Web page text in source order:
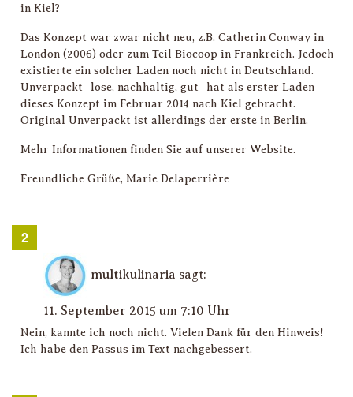
in Kiel?
Das Konzept war zwar nicht neu, z.B. Catherin Conway in
London (2006) oder zum Teil Biocoop in Frankreich. Jedoch
existierte ein solcher Laden noch nicht in Deutschland.
Unverpackt -lose, nachhaltig, gut- hat als erster Laden
dieses Konzept im Februar 2014 nach Kiel gebracht.
Original Unverpackt ist allerdings der erste in Berlin.
Mehr Informationen finden Sie auf unserer Website.
Freundliche Grüße, Marie Delaperrière
multikulinaria sagt:
11. September 2015 um 7:10 Uhr
Nein, kannte ich noch nicht. Vielen Dank für den Hinweis!
Ich habe den Passus im Text nachgebessert.